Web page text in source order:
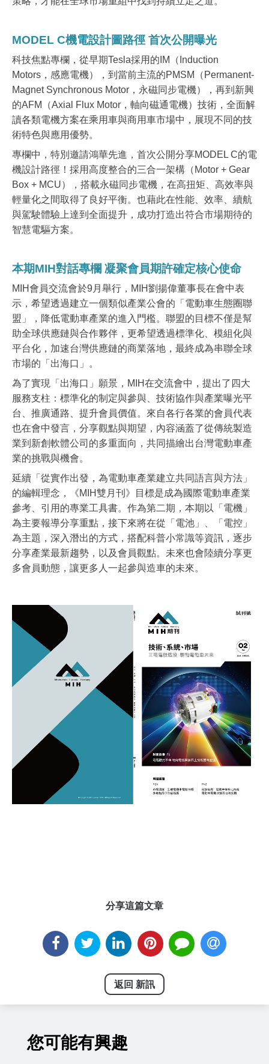
MODEL C機電設計圖路徑 首次公開曝光
科技焦點專欄，從早期Tesla採用的IM（Induction
Motors，感應電機），到當前主流的PMSM（Permanent-
Magnet Synchronous Motor，永磁同步電機），再到新興
的AFM（Axial Flux Motor，軸向磁通電機）技術，全面解
讀各類電機方案在乘用車與商用車市場中，展現不同的技
術特色與應用優勢。
專欄中，特別邀請鴻華先進，首次公開分享MODEL C的電
機設計路徑！採用高度整合的三合一架構（Motor + Gear
Box + MCU），搭載永磁同步電機，在高扭矩、高效率與
輕量化之間取得了良好平衡。也藉此在性能、效率、續航
與駕駛體驗上達到全面提升，成功打造出符合市場期待的
智慧電驅方案。
本期MIH對話專欄 凝聚會員期許確定核心使命
MIH會員交流會於9月舉行，MIH劉揚偉董事長在會中表
示，希望透過建立一個類似產業公會的「電動車生態圈聯
盟」，降低電動車產業的進入門檻。聯盟的目標不僅是幫
助全球供應鏈與合作夥伴，更希望透過標準化、模組化與
平台化，加速台灣供應鏈的商業落地，最終成為串聯全球
市場的「出海口」。
為了實現「出海口」願景，MIH在交流會中，提出了四大
服務支柱：標準化的制定與參與、技術協作與產業曝光平
台、推廣通路、提升會員價值。來自各行各業的會員代表
也在會中發言，分享觀點與期望，內容涵蓋了從傳統製造
業到新創軟體公司的多重面向，共同描繪出台灣電動車產
業的挑戰與機會。
延續「從實作出發，為電動車產業建立共同語言與方法」
的編輯理念，《MIH雙月刊》目標是成為國際電動車產業
參考、引用的專業工具書。作為第二期，本期以「電機」
為主要報導分享重點，接下來將在從「電池」、「電控」
為主題，深入潛出的方式，搭配科普小常識等資訊，逐步
分享產業最新趨勢，以及會員觀點。未來也會陸續分享更
多會員動態，讓更多人一起參與造車的未來。
分享這篇文章
返回 新訊
您可能有興趣